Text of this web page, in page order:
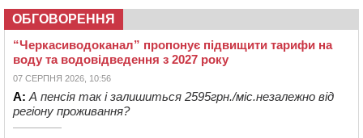
ОБГОВОРЕННЯ
“Черкасиводоканал” пропонує підвищити тарифи на
воду та водовідведення з 2027 року
07 СЕРПНЯ 2026, 10:56
А: А пенсія так і залишиться 2595грн./міс.незалежно від
регіону проживання?